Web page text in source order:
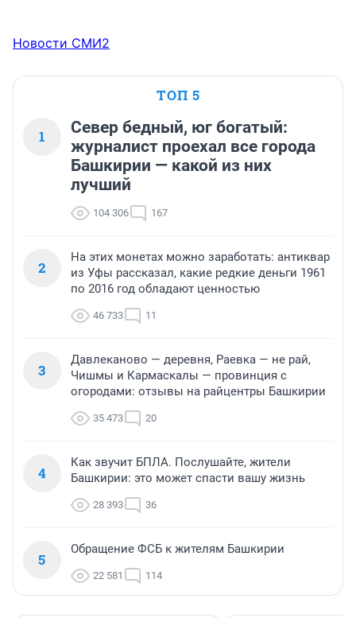
Новости СМИ2
ТОП 5
1
Север бедный, юг богатый:
журналист проехал все города
Башкирии — какой из них
лучший
104 306 167
2
На этих монетах можно заработать: антиквар
из Уфы рассказал, какие редкие деньги 1961
по 2016 год обладают ценностью
46 733 11
3
Давлеканово — деревня, Раевка — не рай,
Чишмы и Кармаскалы — провинция с
огородами: отзывы на райцентры Башкирии
35 473 20
4
Как звучит БПЛА. Послушайте, жители
Башкирии: это может спасти вашу жизнь
28 393 36
5
Обращение ФСБ к жителям Башкирии
22 581 114